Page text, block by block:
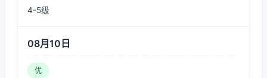
4-5级
08月10日
优